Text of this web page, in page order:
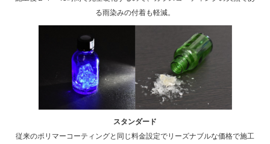
る雨染みの付着も軽減。
スタンダード
従来のポリマーコーティングと同じ料金設定でリーズナブルな価格で施工